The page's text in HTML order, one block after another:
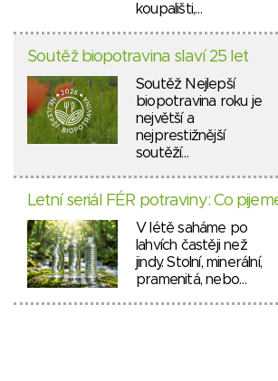
koupališti,…
Soutěž biopotravina slaví 25 let
Soutěž Nejlepší
biopotravina roku je
největší a
nejprestižnější
soutěží…
Letní seriál FÉR potraviny: Co
V létě saháme po
lahvích častěji než
jindy. Stolní, minerální,
pramenitá, nebo…